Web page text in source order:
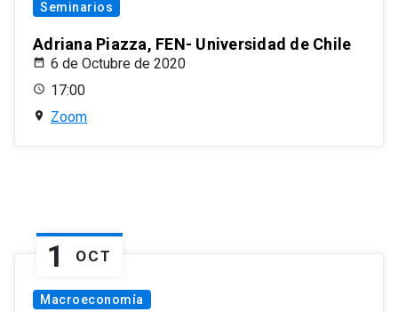
Seminarios
Adriana Piazza, FEN- Universidad de Chile
6 de Octubre de 2020
17:00
Zoom
1 OCT
Macroeconomía